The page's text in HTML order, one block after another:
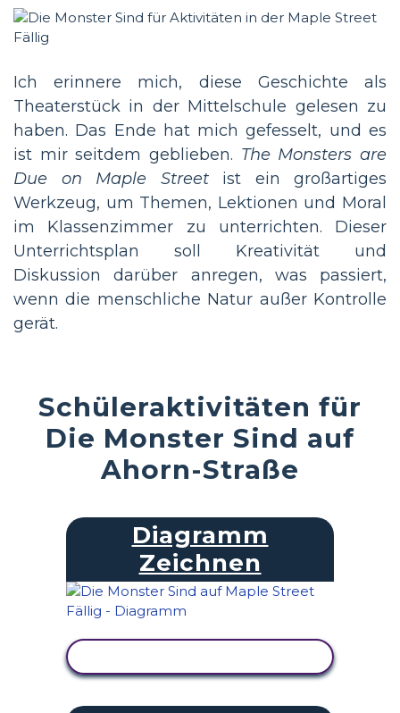
Ich erinnere mich, diese Geschichte als
Theaterstück in der Mittelschule gelesen zu
haben. Das Ende hat mich gefesselt, und es
ist mir seitdem geblieben. The Monsters are
Due on Maple Streetist ein großartiges
Werkzeug, um Themen, Lektionen und Moral
im Klassenzimmer zu unterrichten. Dieser
Unterrichtsplan soll Kreativität und
Diskussion darüber anregen, was passiert,
wenn die menschliche Natur außer Kontrolle
gerät.
Schüleraktivitäten für
Die Monster Sind auf
Ahorn-Straße
Diagramm
Zeichnen